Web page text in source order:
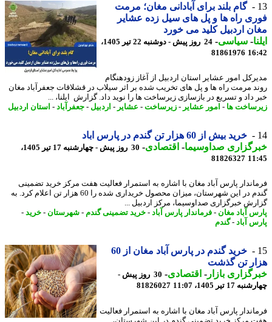
گام بلند برای آبادانی مغان؛ مرمت
راه ها و پل های سیل زده عشایر
اردبیل کلید می خورد
-سیاسی-
24 روز پیش - دوشنبه 22 تیر 1405،
81861976
امور عشایر استان اردبیل از آغاز زودهنگام
مرمت راه ها و پل های تخریب شده بر اثر سیلاب در قشلاقات جعفرآباد مغان
داد و تسریع در بازسازی زیرساخت ها را نوید داد. گزارش ایلنا، ...
ها- امور عشایر-زیرساخت-عشایر-اردبیل -جعفرآباد- استان اردبیل
خرید بیش از 60 هزار تن گندم در پارس اباد
صداوسیما-اقتصادی-
30 روز پیش - چهارشنبه 17 تیر 1405،
81826327
پارس آباد مغان با اشاره به استمرار فعالیت هفت مرکز خرید تضمینی
گندم در این شهرستان، میزان محصول خریداری شده را 60 هزار تن اعلام کرد. به
خبرگزاری صداوسیما، مرکز اردبیل ...
آباد مغان-فرماندار پارس آباد- خرید تضمینی گندم-شهرستان-خرید-
آباد- گندم
خرید گندم در پارس آباد مغان از 60
تن گذشت
بازار- اقتصادی-
30 روز پیش -
17 تیر 1405، 11:07
81826027
پارس آباد مغان با اشاره به استمرار فعالیت